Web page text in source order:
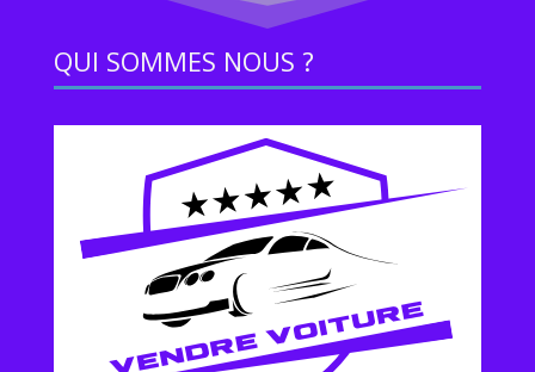
QUI SOMMES NOUS ?